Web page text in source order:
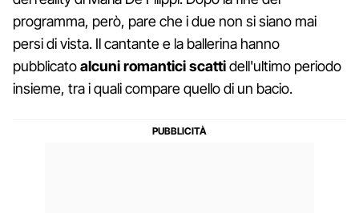
programma, però, pare che i due non si siano mai
persi di vista. Il cantante e la ballerina hanno
pubblicatoalcuni romantici scattidell'ultimo periodo
insieme, tra i quali compare quello di un bacio.